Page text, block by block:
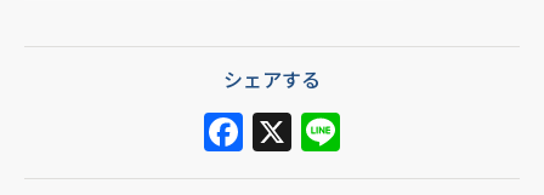
シェアする
F
a
X
n